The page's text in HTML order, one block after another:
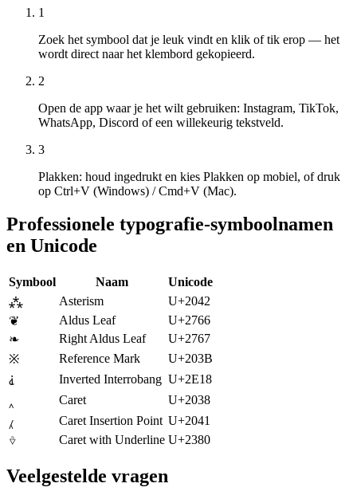
1
Zoek het symbool dat je leuk vindt en klik of tik erop — het
wordt direct naar het klembord gekopieerd.
2
Open de app waar je het wilt gebruiken: Instagram, TikTok,
WhatsApp, Discord of een willekeurig tekstveld.
3
Plakken: houd ingedrukt en kies Plakken op mobiel, of druk
op Ctrl+V (Windows) / Cmd+V (Mac).
Professionele typografie-symboolnamen
en Unicode
Symbool Naam
Unicode
⁂
Asterism
U+2042
❦
Aldus Leaf
U+2766
❧
Right Aldus Leaf
U+2767
※
Reference Mark
U+203B
⸘
Inverted Interrobang U+2E18
‸
Caret
U+2038
⁁
Caret Insertion Point U+2041
⎀
Caret with Underline U+2380
Veelgestelde vragen